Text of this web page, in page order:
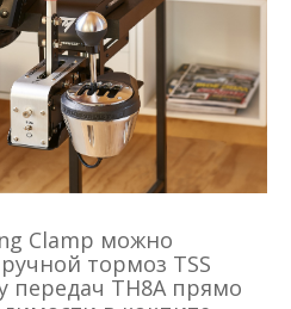
Clamp можно
тормоз TSS
передач TH8A прямо